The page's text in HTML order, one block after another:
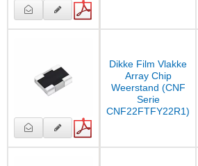
Dikke Film Vlakke
Array Chip
Weerstand (CNF
Serie
CNF22FTFY22R1)